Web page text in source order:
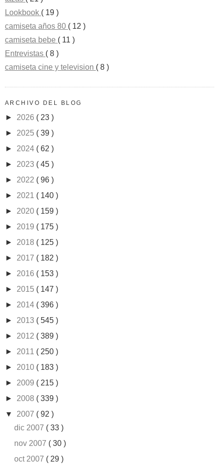
Lookbook ( 19 )
camiseta años 80 ( 12 )
camiseta bebe ( 11 )
Entrevistas ( 8 )
camiseta cine y television ( 8 )
ARCHIVO DEL BLOG
► 2026 ( 23 )
► 2025 ( 39 )
► 2024 ( 62 )
► 2023 ( 45 )
► 2022 ( 96 )
► 2021 ( 140 )
► 2020 ( 159 )
► 2019 ( 175 )
► 2018 ( 125 )
► 2017 ( 182 )
► 2016 ( 153 )
► 2015 ( 147 )
► 2014 ( 396 )
► 2013 ( 545 )
► 2012 ( 389 )
► 2011 ( 250 )
► 2010 ( 183 )
► 2009 ( 215 )
► 2008 ( 339 )
▼ 2007 ( 92 )
dic 2007 ( 33 )
nov 2007 ( 30 )
oct 2007 ( 29 )